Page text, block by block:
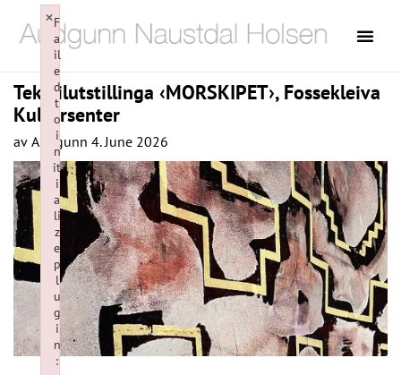
Tekstilutstillinga ‹MORSKIPET›, Fossekleiva
Kultursenter
av Audgunn 4. June 2026
F
a
il
e
d
t
o
i
n
it
i
a
li
z
e
p
l
u
g
i
n
:
×